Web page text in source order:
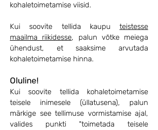
kohaletoimetamise viisid.
Kui soovite tellida kaupu teistesse
maailma riikidesse, palun võtke meiega
ühendust, et saaksime arvutada
kohaletoimetamise hinna.
Oluline!
Kui soovite tellida kohaletoimetamise
teisele inimesele (üllatusena), palun
märkige see tellimuse vormistamise ajal,
valides punkti "toimetada teisele